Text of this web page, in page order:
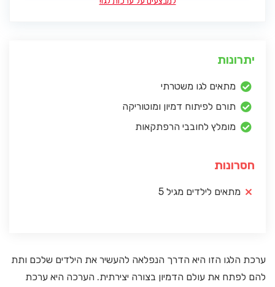
יתרונות
מתאים לגו משטרתי
תורם לפיתוח דמיון ומוטוריקה
מומלץ לחובבי הרפתקאות
חסרונות
מתאים לילדים מגיל 5
ערכת הלגו הזו היא הדרך הנפלאה להעשיר את הילדים שלכם ותת
להם לפתח את עולם הדמיון בצורה יצירתית. הערכה היא ערכת